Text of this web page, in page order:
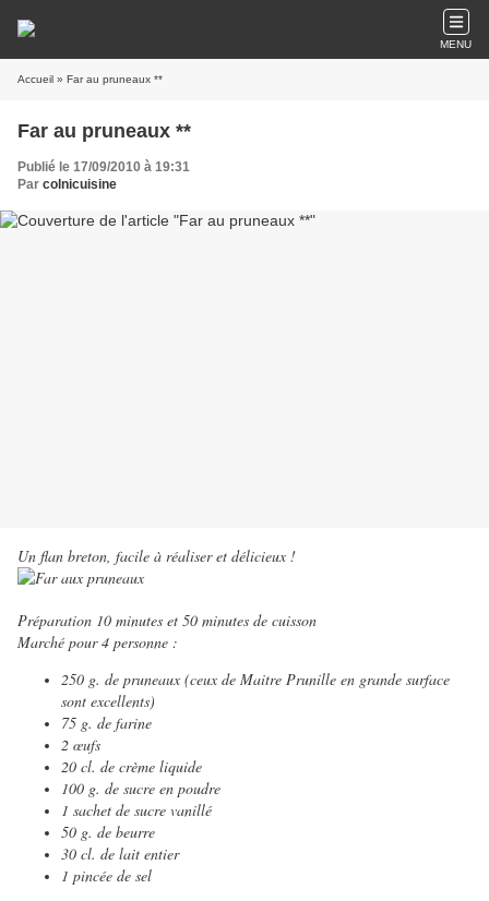
MENU
Accueil » Far au pruneaux **
Far au pruneaux **
Publié le 17/09/2010 à 19:31
Par colnicuisine
Un flan breton, facile à réaliser et délicieux !
Préparation 10 minutes et 50 minutes de cuisson
Marché pour 4 personne :
250 g. de pruneaux (ceux de Maitre Prunille en grande surface
sont excellents)
75 g. de farine
2 œufs
20 cl. de crème liquide
100 g. de sucre en poudre
1 sachet de sucre vanillé
50 g. de beurre
30 cl. de lait entier
1 pincée de sel